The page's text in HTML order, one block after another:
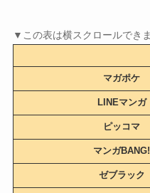
マガポケ
LINEマンガ
ピッコマ
マンガBANG!
ゼブラック